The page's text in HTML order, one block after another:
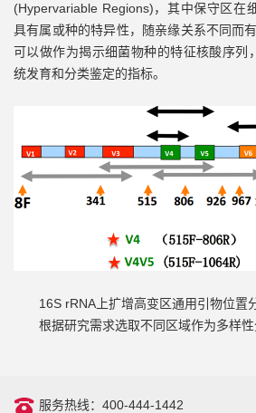
(Hypervariable Regions)，其中保守区在
具有属或种的特异性，随亲缘关系不同而
可以做作为揭示细菌物种的特征核酸序列
统发育和分类鉴定的指标。
16S rRNA上扩增高变区通用引物位置
根据研究需求选取不同区域作为多样性
服务热线：400-444-1442